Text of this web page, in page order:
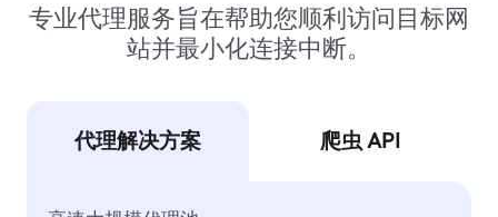
专业代理服务旨在帮助您顺利访问目标网
站并最小化连接中断。
代理解决方案 爬虫 API